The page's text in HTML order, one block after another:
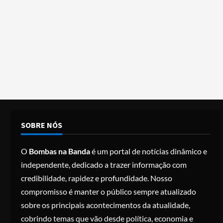
SOBRE NÓS
O Bombas na Bandaé um portal de notícias dinâmico e
independente, dedicado a trazer informação com
credibilidade, rapidez e profundidade. Nosso
compromisso é manter o público sempre atualizado
sobre os principais acontecimentos da atualidade,
cobrindo temas que vão desde política, economia e